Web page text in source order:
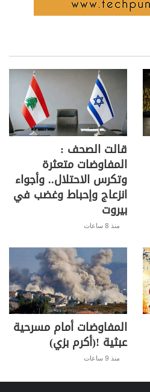
على تكريمهم للراحل
Pr
in
C
o
p
y
Li
n
k
S
h
ar
e
قالت الصحف :
المفاوضات متعثرة
وتكرس الاحتلال.. وأجواء
انزعاج وإحباط وغضب في
بيروت
منذ 8 ساعات
المفاوضات أمام مسرحية
عبثية !(أكرم بزي)
منذ 9 ساعات